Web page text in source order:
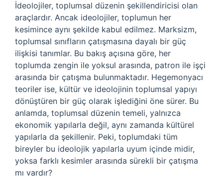
İdeolojiler, toplumsal düzenin şekillendiricisi olan
araçlardır. Ancak ideolojiler, toplumun her
kesimince aynı şekilde kabul edilmez. Marksizm,
toplumsal sınıfların çatışmasına dayalı bir güç
ilişkisi tanımlar. Bu bakış açısına göre, her
toplumda zengin ile yoksul arasında, patron ile işçi
arasında bir çatışma bulunmaktadır. Hegemonyacı
teoriler ise, kültür ve ideolojinin toplumsal yapıyı
dönüştüren bir güç olarak işlediğini öne sürer. Bu
anlamda, toplumsal düzenin temeli, yalnızca
ekonomik yapılarla değil, aynı zamanda kültürel
yapılarla da şekillenir. Peki, toplumdaki tüm
bireyler bu ideolojik yapılarla uyum içinde midir,
yoksa farklı kesimler arasında sürekli bir çatışma
mı vardır?